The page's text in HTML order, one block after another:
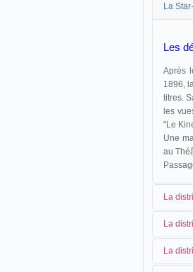
La
Les
Après
1896,
titres.
les
"Le
Une
au
La
La
La